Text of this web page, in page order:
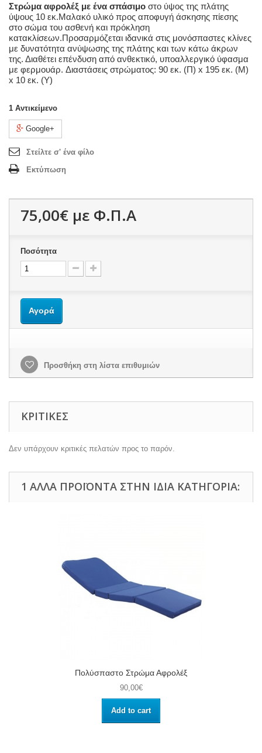
Στρώμα αφρολέξ με ένα σπάσιμο στο ύψος της πλάτης
ύψους 10 εκ.Μαλακό υλικό προς αποφυγή άσκησης πίεσης
στο σώμα του ασθενή και πρόκληση
κατακλίσεων.Προσαρμόζεται ιδανικά στις μονόσπαστες κλίνες
με δυνατότητα ανύψωσης της πλάτης και των κάτω άκρων
της. Διαθέτει επένδυση από ανθεκτικό, υποαλλεργικό ύφασμα
με φερμουάρ. Διαστάσεις στρώματος: 90 εκ. (Π) x 195 εκ. (Μ)
x 10 εκ. (Υ)
1 Αντικείμενο
Google+
Στείλτε σ' ένα φίλο
Εκτύπωση
75,00€ με Φ.Π.Α
Ποσότητα
Αγορά
Προσθήκη στη λίστα επιθυμιών
ΚΡΙΤΙΚΈΣ
Δεν υπάρχουν κριτικές πελατών προς το παρόν.
1 ΆΛΛΑ ΠΡΟΪΌΝΤΑ ΣΤΗΝ ΊΔΙΑ ΚΑΤΗΓΟΡΊΑ:
Πολύσπαστο Στρώμα Αφρολέξ
90,00€
Add to cart